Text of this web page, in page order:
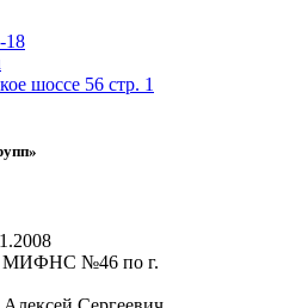
18
шоссе 56 стр. 1
МИФНС №46 по г.